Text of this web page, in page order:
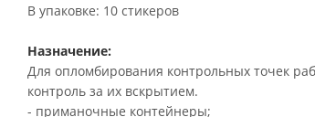
В упаковке: 10 стикеров
Назначение:
Для опломбирования контрольных точек
контроль за их вскрытием.
- приманочные контейнеры;